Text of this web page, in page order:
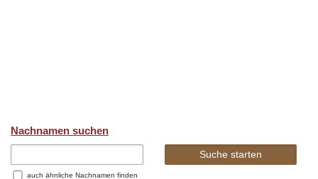
Nachnamen suchen
auch ähnliche Nachnamen finden